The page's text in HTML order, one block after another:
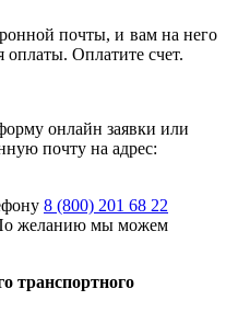
почты, и вам на него
Оплатите счет.
онлайн заявки или
почту на адрес:
8 (800) 201 68 22
желанию мы можем
транспортного